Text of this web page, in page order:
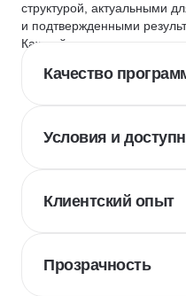
структурой, актуальными
и подтвержденными
Каждый курс и школу мы
Качество
Условия и
Клиентский опыт
Прозрачность